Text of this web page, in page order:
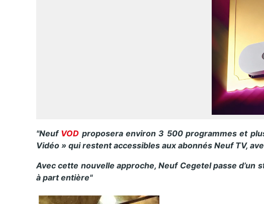
"NeufVOD proposera environ 3 500 programmes et
Vidéo » qui restent accessibles aux abonnés Neuf TV,
Avec cette nouvelle approche, Neuf Cegetel passe
à part entière"